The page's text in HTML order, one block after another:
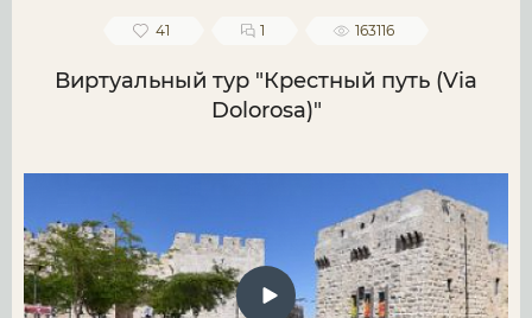
41 1 163116
Виртуальный тур "Крестный путь (Via
Dolorosa)"